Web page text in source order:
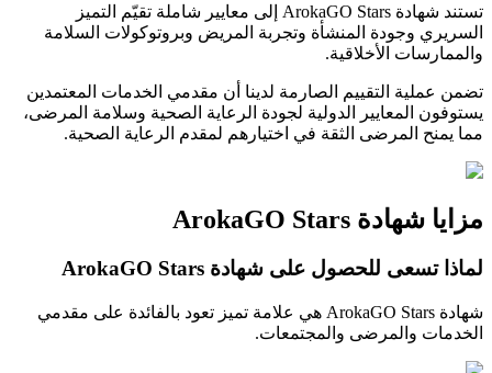
تستند شهادة ArokaGO Stars إلى معايير شاملة تقيّم التميز
السريري وجودة المنشأة وتجربة المريض وبروتوكولات السلامة
والممارسات الأخلاقية.
تضمن عملية التقييم الصارمة لدينا أن مقدمي الخدمات المعتمدين
يستوفون المعايير الدولية لجودة الرعاية الصحية وسلامة المرضى،
مما يمنح المرضى الثقة في اختيارهم لمقدم الرعاية الصحية.
مزايا شهادة ArokaGO Stars
لماذا تسعى للحصول على شهادة ArokaGO Stars
شهادة ArokaGO Stars هي علامة تميز تعود بالفائدة على مقدمي
الخدمات والمرضى والمجتمعات.